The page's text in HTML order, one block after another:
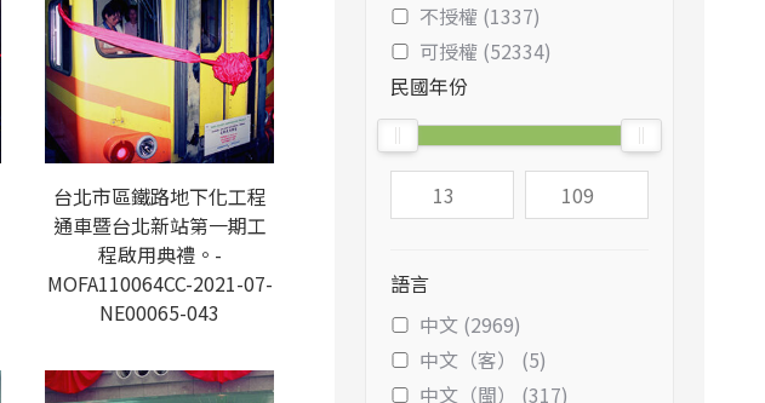
台北市區鐵路地下化工程
通車暨台北新站第一期工
程啟用典禮。-
MOFA110064CC-2021-07-
NE00065-043
不授權 (1337)
可授權 (52334)
民國年份
語言
中文 (2969)
中文（客） (5)
中文（閩） (317)